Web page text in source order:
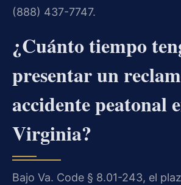
(888) 437-7747.
¿Cuánto tiempo
presentar un
accidente peatonal
Virginia?
Bajo Va. Code § 8.01-243, el